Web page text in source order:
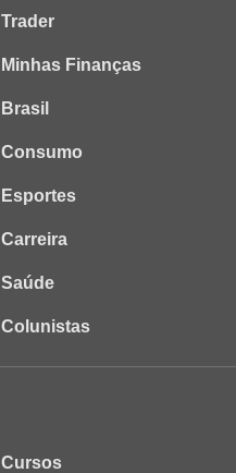
Trader
Minhas Finanças
Brasil
Consumo
Esportes
Carreira
Saúde
Colunistas
Cursos